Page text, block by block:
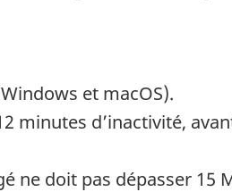
et macOS).
minutes d’inactivité,
ne doit pas dépasser 15